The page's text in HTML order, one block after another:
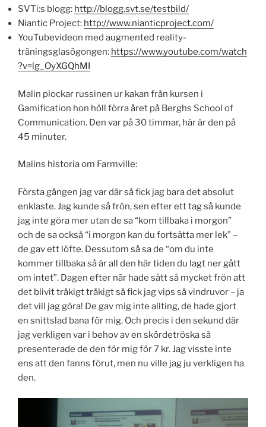
SVTi:s blogg: http://blogg.svt.se/testbild/
Niantic Project: http://www.nianticproject.com/
YouTubevideon med augmented reality-
träningsglasögongen: https://www.youtube.com/watch
?v=lg_OyXGQhMI
Malin plockar russinen ur kakan från kursen i
Gamification hon höll förra året på Berghs School of
Communication. Den var på 30 timmar, här är den på
45 minuter.
Malins historia om Farmville:
Första gången jag var där så fick jag bara det absolut
enklaste. Jag kunde så frön, sen efter ett tag så kunde
jag inte göra mer utan de sa “kom tillbaka i morgon”
och de sa också “i morgon kan du fortsätta mer lek” –
de gav ett löfte. Dessutom så sa de “om du inte
kommer tillbaka så är all den här tiden du lagt ner gått
om intet”. Dagen efter när hade sått så mycket frön att
det blivit tråkigt tråkigt så fick jag vips så vindruvor – ja
det vill jag göra! De gav mig inte allting, de hade gjort
en snittslad bana för mig. Och precis i den sekund där
jag verkligen var i behov av en skördetröska så
presenterade de den för mig för 7 kr. Jag visste inte
ens att den fanns förut, men nu ville jag ju verkligen ha
den.